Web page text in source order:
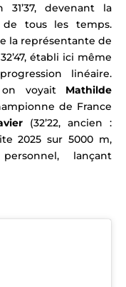
devenant la
de tous les temps.
la représentante de
établi ici même
linéaire.
on voyait Mathilde
de France
(32’22, ancien :
2025 sur 5000 m,
lançant